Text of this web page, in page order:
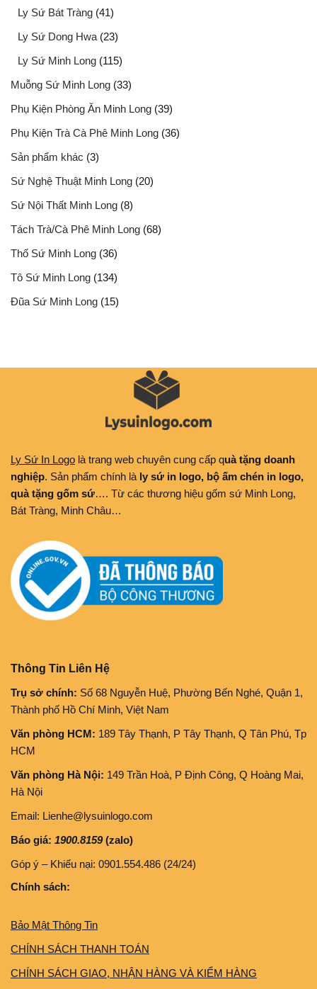
Ly Sứ Bát Tràng (41)
Ly Sứ Dong Hwa (23)
Ly Sứ Minh Long (115)
Muỗng Sứ Minh Long (33)
Phụ Kiện Phòng Ăn Minh Long (39)
Phụ Kiện Trà Cà Phê Minh Long (36)
Sản phẩm khác (3)
Sứ Nghệ Thuật Minh Long (20)
Sứ Nội Thất Minh Long (8)
Tách Trà/Cà Phê Minh Long (68)
Thố Sứ Minh Long (36)
Tô Sứ Minh Long (134)
Đũa Sứ Minh Long (15)
Ly Sứ In Logo là trang web chuyên cung cấp quà tặng doanh
nghiệp. Sản phẩm chính là ly sứ in logo, bộ ấm chén in logo,
quà tặng gốm sứ…. Từ các thương hiệu gốm sứ Minh Long,
Bát Tràng, Minh Châu…
Thông Tin Liên Hệ
Trụ sở chính: Số 68 Nguyễn Huệ, Phường Bến Nghé, Quận 1,
Thành phố Hồ Chí Minh, Việt Nam
Văn phòng HCM: 189 Tây Thạnh, P Tây Thạnh, Q Tân Phú, Tp
HCM
Văn phòng Hà Nội: 149 Trần Hoà, P Định Công, Q Hoàng Mai,
Hà Nội
Email: Lienhe@lysuinlogo.com
Báo giá: 1900.8159(zalo)
Góp ý – Khiếu nại: 0901.554.486 (24/24)
Chính sách:
Bảo Mật Thông Tin
CHÍNH SÁCH THANH TOÁN
CHÍNH SÁCH GIAO, NHẬN HÀNG VÀ KIỂM HÀNG